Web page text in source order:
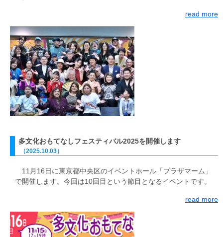
read more
多文化おもてなしフェスティバル2025を開催します
（2025.10.03）
11月16日に東京都中央区のイベントホール「プラザマーム」
で開催します。今回は10回目という節目となるイベントです。
read more